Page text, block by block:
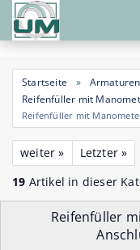
Direkt
Hauptinhalt
Startseite » Armaturen
Reifenfüller mit
Reifenfüller mit
weiter »
Letzter »
19 Artikel in dieser
Reifenfüller